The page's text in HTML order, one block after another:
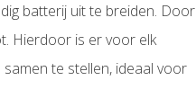
batterij uit te breiden. Door
Hierdoor is er voor elk
te stellen, ideaal voor